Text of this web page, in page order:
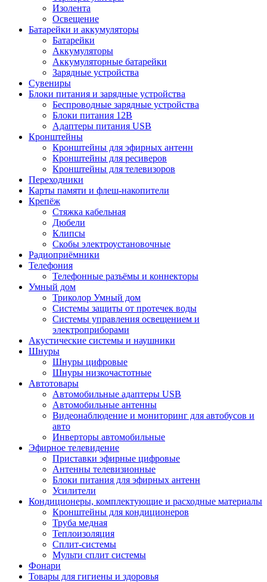
Изолента
Освещение
Батарейки и аккумуляторы
Батарейки
Аккумуляторы
Аккумуляторные батарейки
Зарядные устройства
Сувениры
Блоки питания и зарядные устройства
Беспроводные зарядные устройства
Блоки питания 12В
Адаптеры питания USB
Кронштейны
Кронштейны для эфирных антенн
Кронштейны для ресиверов
Кронштейны для телевизоров
Переходники
Карты памяти и флеш-накопители
Крепёж
Стяжка кабельная
Дюбели
Клипсы
Скобы электроустановочные
Радиоприёмники
Телефония
Телефонные разъёмы и коннекторы
Умный дом
Триколор Умный дом
Системы защиты от протечек воды
Системы управления освещением и
электроприборами
Акустические системы и наушники
Шнуры
Шнуры цифровые
Шнуры низкочастотные
Автотовары
Автомобильные адаптеры USB
Автомобильные антенны
Видеонаблюдение и мониторинг для автобусов и
авто
Инверторы автомобильные
Эфирное телевидение
Приставки эфирные цифровые
Антенны телевизионные
Блоки питания для эфирных антенн
Усилители
Кондиционеры, комплектующие и расходные материалы
Кронштейны для кондиционеров
Труба медная
Теплоизоляция
Сплит-системы
Мульти сплит системы
Фонари
Товары для гигиены и здоровья